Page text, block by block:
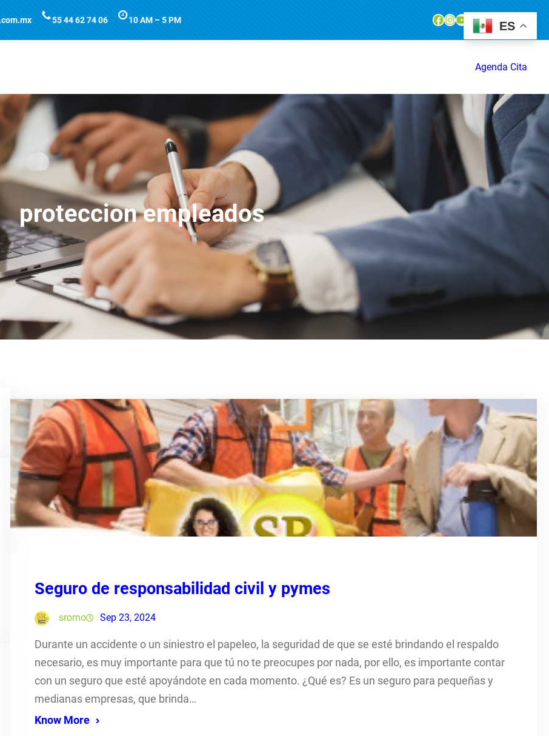
55 44 62 74 06 10 AM – 5 PM Facebook
Instagram
YouTube
Agenda Cita
proteccion empleados
Seguro de responsabilidad civil y pymes
sromo Sep 23, 2024
Durante un accidente o un siniestro el papeleo, la seguridad de que se esté brindando el respaldo
necesario, es muy importante para que tú no te preocupes por nada, por ello, es importante contar
con un seguro que esté apoyándote en cada momento. ¿Qué es? Es un seguro para pequeñas y
medianas empresas, que brinda…
Know More
ES